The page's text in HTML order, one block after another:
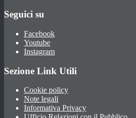
Seguici su
Facebook
Youtube
Instagram
Sezione Link Utili
Cookie policy
Note legali
Informativa Privacy